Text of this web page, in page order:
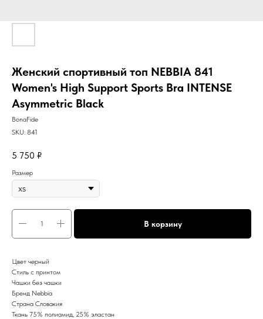
Женский спортивный топ NEBBIA 841
Women's High Support Sports Bra INTENSE
Asymmetric Black
BonaFide
SKU: 841
5 750 ₽
Размер
В корзину
Цвет черный
Стиль с принтом
Чашки без чашки
Бренд Nebbia
Страна Словакия
Ткань 75% полиамид, 25% эластан